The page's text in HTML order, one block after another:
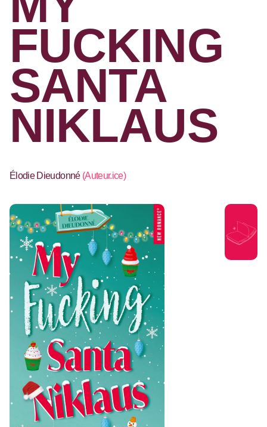
FUCKING
SANTA
NIKLAUS
Élodie Dieudonné(Auteur.ice)